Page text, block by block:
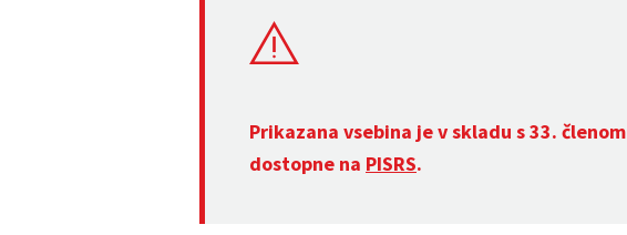
Prikazana vsebina je v skladu s 33. členom
dostopne na PISRS.